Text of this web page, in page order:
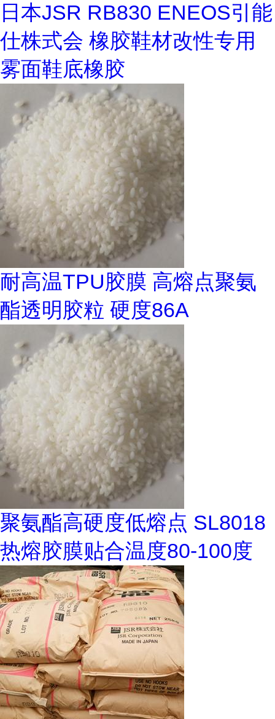
日本JSR RB830 ENEOS引能
仕株式会 橡胶鞋材改性专用
雾面鞋底橡胶
耐高温TPU胶膜 高熔点聚氨
酯透明胶粒 硬度86A
聚氨酯高硬度低熔点 SL8018
热熔胶膜贴合温度80-100度